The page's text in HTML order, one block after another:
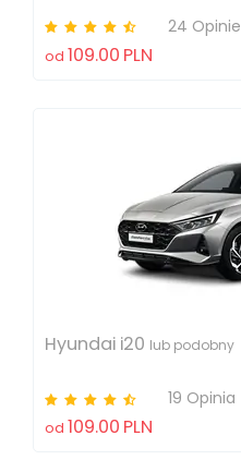
24 Opinie
od 109.00 PLN
Hyundai i20 lub podobny
19 Opinia
od 109.00 PLN